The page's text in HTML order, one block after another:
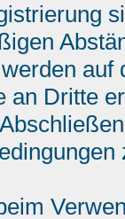
an Dritte